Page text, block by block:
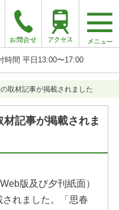
時間 平日13:00〜17:00
取材記事が掲載されました
記事が掲載されま
版及び夕刊紙面）
れました。「思春